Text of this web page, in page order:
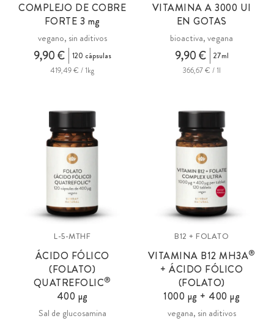
COMPLEJO DE COBRE
FORTE 3 mg
vegano, sin aditivos
9,90 €
120 cápsulas
419,49 € / 1kg
VITAMINA A3000 UI
EN GOTAS
bioactiva, vegana
9,90 €
27ml
366,67 € / 1l
L-5-MTHF
ÁCIDO FÓLICO
(FOLATO)
QUATREFOLIC®
400 µg
Sal de glucosamina
B12 + FOLATO
VITAMINA B12 MH3A®
+ ÁCIDO FÓLICO
(FOLATO)
1000 µg + 400 µg
vegana, sin aditivos